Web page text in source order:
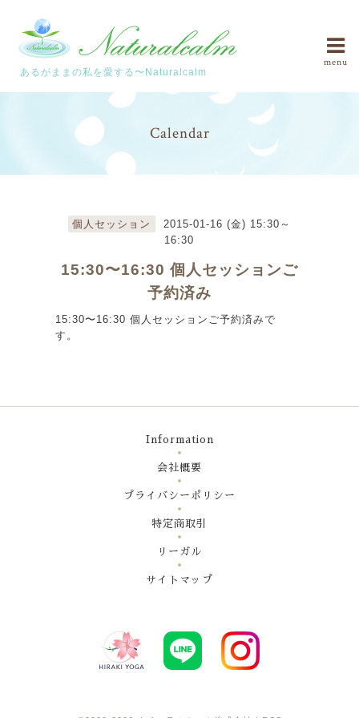
あるがままの私を愛する〜Naturalcalm
menu
Calendar
個人セッション
2015-01-16 (金) 15:30～
16:30
15:30〜16:30 個人セッションご
予約済み
15:30〜16:30 個人セッションご予約済みで
す。
Information
会社概要
プライバシーポリシー
特定商取引
リーガル
サイトマップ